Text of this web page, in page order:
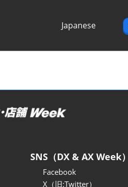
Japanese
SNS（DX & AX Week）
Facebook
X（旧:Twitter）